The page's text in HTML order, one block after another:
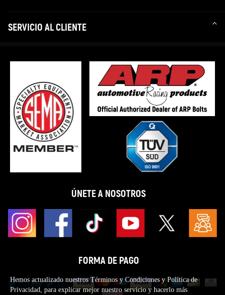
SERVICIO AL CLIENTE
ÚNETE A NOSOTROS
FORMA DE PAGO
Hemos actualizado nuestros Términos y Condiciones y Política de
Privacidad, para explicar mejor nuestro servicio y hacerlo más